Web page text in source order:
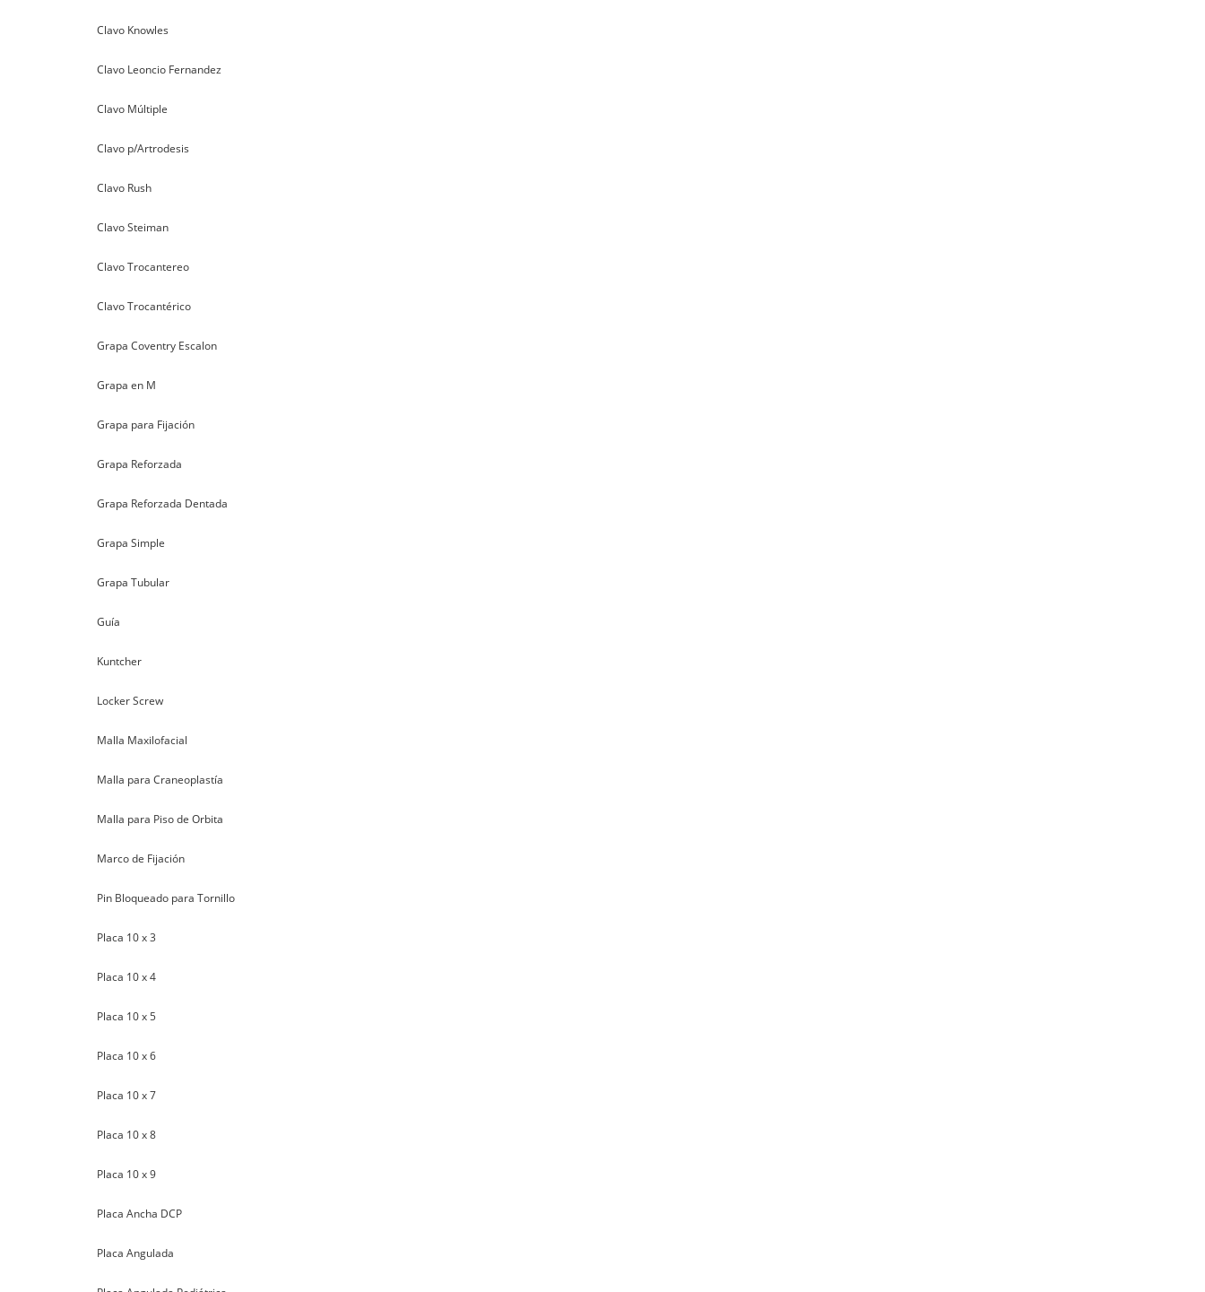
Clavo Knowles
Clavo Leoncio Fernandez
Clavo Múltiple
Clavo p/Artrodesis
Clavo Rush
Clavo Steiman
Clavo Trocantereo
Clavo Trocantérico
Grapa Coventry Escalon
Grapa en M
Grapa para Fijación
Grapa Reforzada
Grapa Reforzada Dentada
Grapa Simple
Grapa Tubular
Guía
Kuntcher
Locker Screw
Malla Maxilofacial
Malla para Craneoplastía
Malla para Piso de Orbita
Marco de Fijación
Pin Bloqueado para Tornillo
Placa 10 x 3
Placa 10 x 4
Placa 10 x 5
Placa 10 x 6
Placa 10 x 7
Placa 10 x 8
Placa 10 x 9
Placa Ancha DCP
Placa Angulada